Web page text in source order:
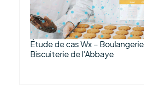
Étude de cas Wx –
Biscuiterie de l'Abbaye